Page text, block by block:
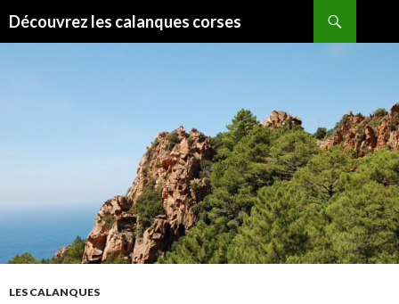
Découvrez les calanques corses
LES CALANQUES